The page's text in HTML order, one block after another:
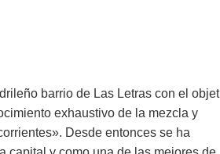
barrio de Las Letras con el
exhaustivo de la mezcla y
Desde entonces se ha